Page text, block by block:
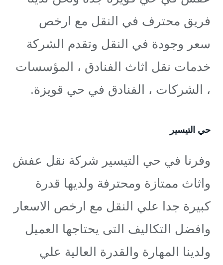
فريق محترف في النقل مع ارخص
سعر وجودة في النقل وتقدم الشركة
خدمات نقل اثاث الفنادق ، المؤسسات
، الشركات ، الفنادق في حي قويزة.
حي التيسير
وفرنا في حي التيسير شركة نقل عفش
واثاث ممتازة ومحترفة ولديها قدرة
كبيرة جدا علي النقل مع ارخص الاسعار
وافضل التكاليف التى يحتاجها العميل
ولدينا المهارة والقدرة العالية علي